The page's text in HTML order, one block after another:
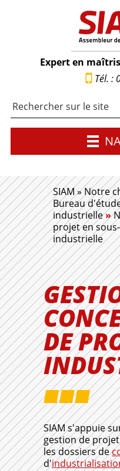
SIAM |
Expert en
Tél. :
SIAM»Notre
Bureau
industrielle»
projet en
industrielle
DE
SIAM s'appuie
gestion de
les dossiers de
d'